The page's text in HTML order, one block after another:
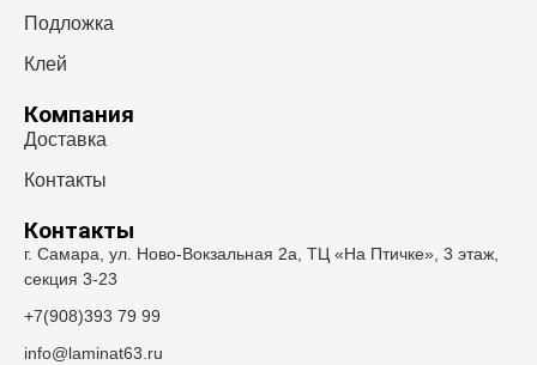
Подложка
Клей
Компания
Доставка
Контакты
Контакты
г. Самара, ул. Ново-Вокзальная 2а, ТЦ «На Птичке», 3 этаж,
секция 3-23
+7(908)393 79 99
info@laminat63.ru